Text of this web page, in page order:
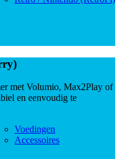
met Volumio, Max2Play of
en eenvoudig te
Voedingen
Accessoires